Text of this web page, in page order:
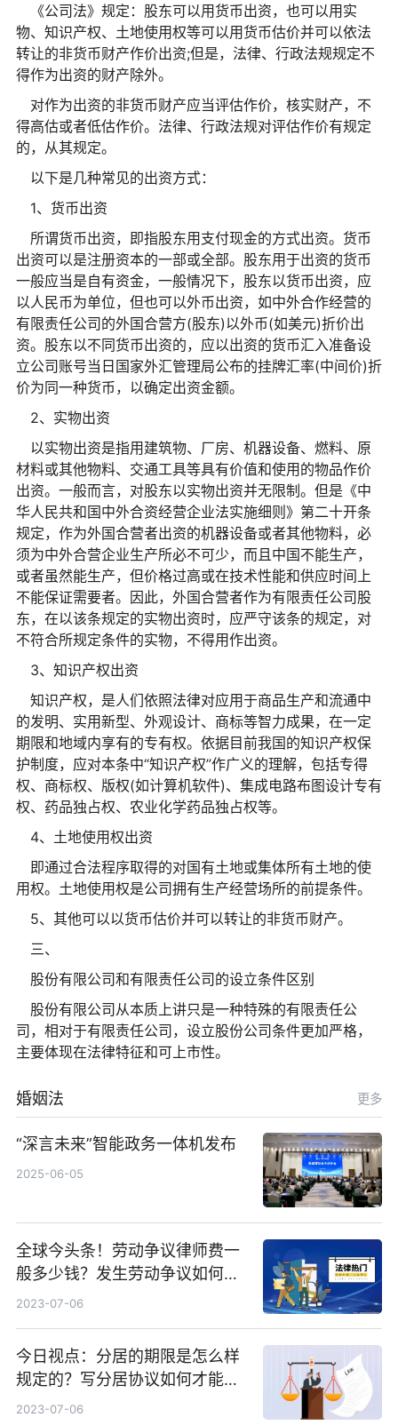
《公司法》规定：股东可以用货币出资，也可以用实
物、知识产权、土地使用权等可以用货币估价并可以依法
转让的非货币财产作价出资;但是，法律、行政法规规定不
得作为出资的财产除外。
对作为出资的非货币财产应当评估作价，核实财产，不
得高估或者低估作价。法律、行政法规对评估作价有规定
的，从其规定。
以下是几种常见的出资方式：
1、货币出资
所谓货币出资，即指股东用支付现金的方式出资。货币
出资可以是注册资本的一部或全部。股东用于出资的货币
一般应当是自有资金，一般情况下，股东以货币出资，应
以人民币为单位，但也可以外币出资，如中外合作经营的
有限责任公司的外国合营方(股东)以外币(如美元)折价出
资。股东以不同货币出资的，应以出资的货币汇入准备设
立公司账号当日国家外汇管理局公布的挂牌汇率(中间价)折
价为同一种货币，以确定出资金额。
2、实物出资
以实物出资是指用建筑物、厂房、机器设备、燃料、原
材料或其他物料、交通工具等具有价值和使用的物品作价
出资。一般而言，对股东以实物出资并无限制。但是《中
华人民共和国中外合资经营企业法实施细则》第二十开条
规定，作为外国合营者出资的机器设备或者其他物料，必
须为中外合营企业生产所必不可少，而且中国不能生产，
或者虽然能生产，但价格过高或在技术性能和供应时间上
不能保证需要者。因此，外国合营者作为有限责任公司股
东，在以该条规定的实物出资时，应严守该条的规定，对
不符合所规定条件的实物，不得用作出资。
3、知识产权出资
知识产权，是人们依照法律对应用于商品生产和流通中
的发明、实用新型、外观设计、商标等智力成果，在一定
期限和地域内享有的专有权。依据目前我国的知识产权保
护制度，应对本条中“知识产权”作广义的理解，包括专得
权、商标权、版权(如计算机软件)、集成电路布图设计专有
权、药品独占权、农业化学药品独占权等。
4、土地使用权出资
即通过合法程序取得的对国有土地或集体所有土地的使
用权。土地使用权是公司拥有生产经营场所的前提条件。
5、其他可以以货币估价并可以转让的非货币财产。
三、
股份有限公司和有限责任公司的设立条件区别
股份有限公司从本质上讲只是一种特殊的有限责任公
司，相对于有限责任公司，设立股份公司条件更加严格，
主要体现在法律特征和可上市性。
婚姻法 更多
“深言未来”智能政务一体机发布
2025-06-05
全球今头条！劳动争议律师费一
般多少钱？发生劳动争议如何算
工资？
2023-07-06
今日视点：分居的期限是怎么样
规定的？写分居协议如何才能有
效？
2023-07-06